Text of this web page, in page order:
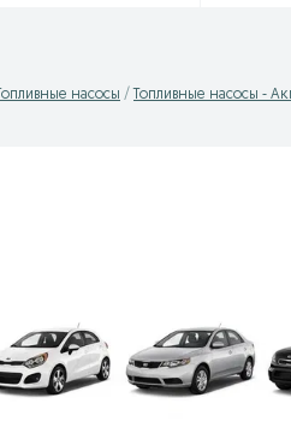
Топливные насосы Топливные насосы -